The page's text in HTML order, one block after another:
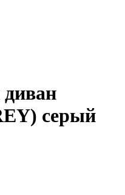
серый